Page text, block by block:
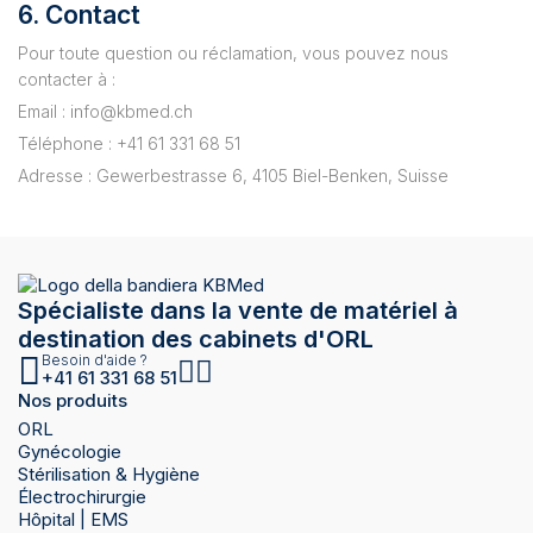
6. Contact
Pour toute question ou réclamation, vous pouvez nous
contacter à :
Email : info@kbmed.ch
Téléphone : +41 61 331 68 51
Adresse : Gewerbestrasse 6, 4105 Biel-Benken, Suisse
Spécialiste dans la vente de matériel à
destination des cabinets d'ORL
Besoin d'aide ?
+41 61 331 68 51
Nos produits
ORL
Gynécologie
Stérilisation & Hygiène
Électrochirurgie
Hôpital | EMS